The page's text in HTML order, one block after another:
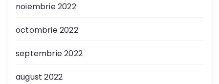
noiembrie 2022
octombrie 2022
septembrie 2022
august 2022